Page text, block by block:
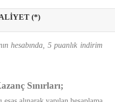
(*)
hesabında, 5 puanlık indirim
Sınırları;